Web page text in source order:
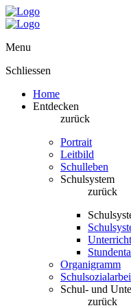
Menu
Schliessen
Home
Entdecken
zurück
Portrait
Leitbild
Schulleben
Schulsystem
zurück
Organigramm
Schul- und
zurück